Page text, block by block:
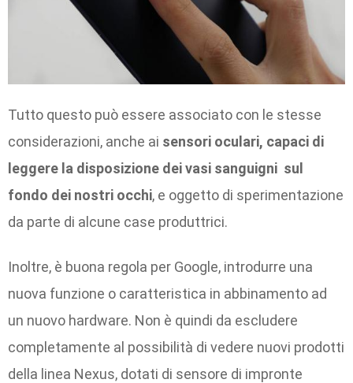
Tutto questo può essere associato con le stesse
considerazioni, anche ai sensori oculari, capaci di
leggere la disposizione dei vasi sanguigni sul
fondo dei nostri occhi, e oggetto di sperimentazione
da parte di alcune case produttrici.
Inoltre, è buona regola per Google, introdurre una
nuova funzione o caratteristica in abbinamento ad
un nuovo hardware. Non è quindi da escludere
completamente al possibilità di vedere nuovi prodotti
della linea Nexus, dotati di sensore di impronte